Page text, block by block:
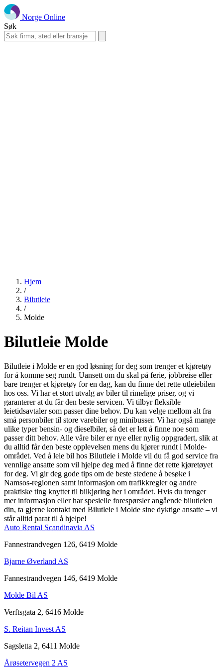
Norge Online
Søk
Hjem
/
Bilutleie
/
Molde
Bilutleie Molde
Bilutleie i Molde er en god løsning for deg som trenger et kjøretøy
for å komme seg rundt. Uansett om du skal på ferie, jobbreise eller
bare trenger et kjøretøy for en dag, kan du finne det rette utleiebilen
hos oss. Vi har et stort utvalg av biler til rimelige priser, og vi
garanterer at du får den beste servicen. Vi tilbyr fleksible
leietidsavtaler som passer dine behov. Du kan velge mellom alt fra
små personbiler til store varebiler og minibusser. Vi har også mange
ulike typer bensin- og dieselbiler, så det er lett å finne noe som
passer ditt behov. Alle våre biler er nye eller nylig oppgradert, slik at
du alltid får den beste opplevelsen mens du kjører rundt i Molde-
området. Ved å leie bil hos Bilutleie i Molde vil du få god service fra
vennlige ansatte som vil hjelpe deg med å finne det rette kjøretøyet
for deg. Vi gir deg gode tips om de beste stedene å besøke i
Namsos-regionen samt informasjon om trafikkregler og andre
praktiske ting knyttet til bilkjøring her i området. Hvis du trenger
mer informasjon eller har spesielle forespørsler angående bilutleien
din, ta gjerne kontakt med Bilutleie i Molde sine dyktige ansatte – vi
står alltid parat til å hjelpe!
Auto Rental Scandinavia AS
Fannestrandvegen 126, 6419 Molde
Bjarne Øverland AS
Fannestrandvegen 146, 6419 Molde
Molde Bil AS
Verftsgata 2, 6416 Molde
S. Reitan Invest AS
Sagsletta 2, 6411 Molde
Årøsetervegen 2 AS